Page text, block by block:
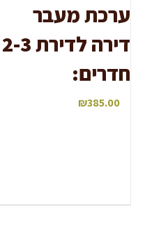
ערכת מעבר
דירה לדירת 2-3
חדרים:
₪385.00